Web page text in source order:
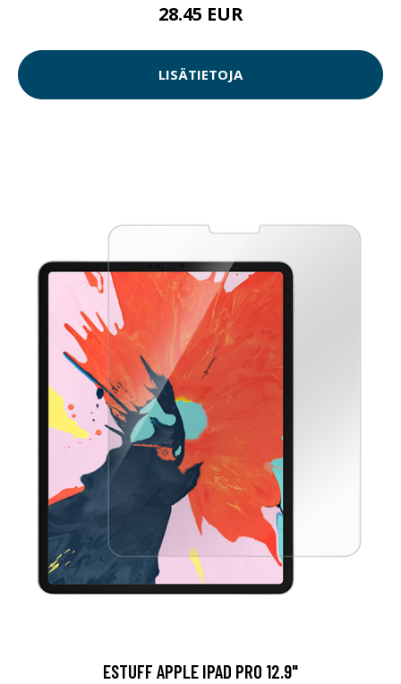
28.45 EUR
LISÄTIETOJA
ESTUFF APPLE IPAD PRO 12.9"